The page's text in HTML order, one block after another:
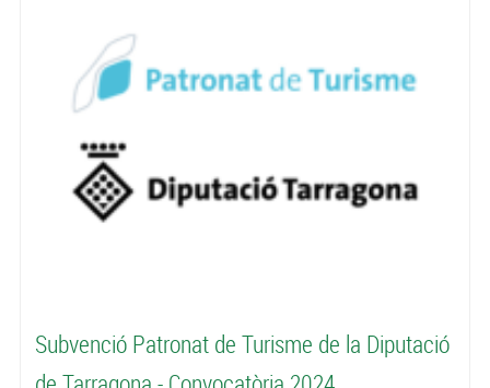
Subvenció Patronat de Turisme de la Diputació